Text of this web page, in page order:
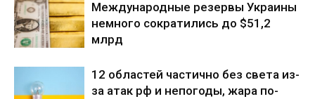
Международные резервы Украины
немного сократились до $51,2
млрд
12 областей частично без света из-
за атак рф и непогоды, жара по-